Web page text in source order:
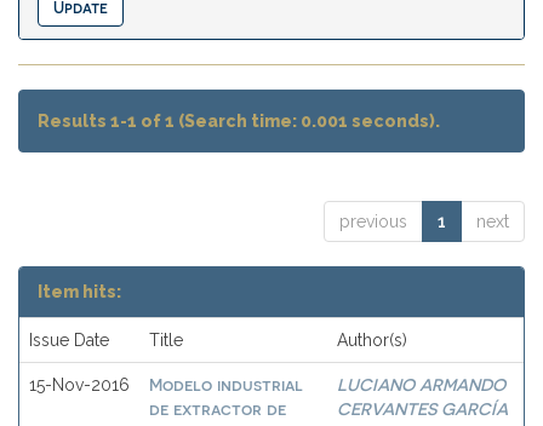
Results 1-1 of 1 (Search time: 0.001 seconds).
previous 1 next
Item hits:
Issue Date Title Author(s)
15-Nov-2016
Modelo industrial
de extractor de
LUCIANO ARMANDO
CERVANTES GARCÍA